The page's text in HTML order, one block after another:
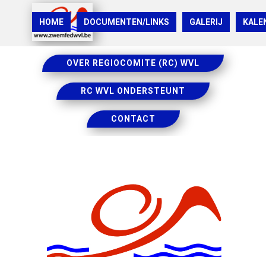
HOME DOCUMENTEN/LINKS GALERIJ
OVER REGIOCOMITE (RC) WVL
RC WVL ONDERSTEUNT
CONTACT